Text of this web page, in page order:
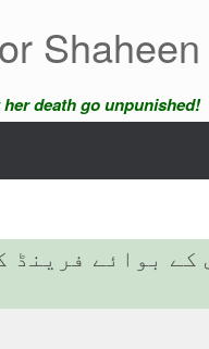
Shaheen
death go unpunished!
بوائے فرینڈ